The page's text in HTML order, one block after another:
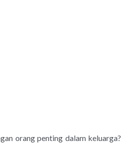
orang penting dalam keluarga?